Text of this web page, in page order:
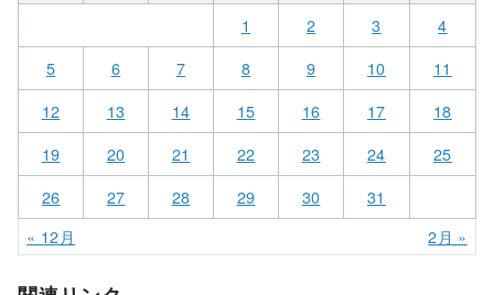
1
2 3
4
5
6 7 8 9 10
11
12
13 14 15 16 17
18
19
20 21 22 23 24
25
26
27 28 29 30
31
« 12月
2月 »